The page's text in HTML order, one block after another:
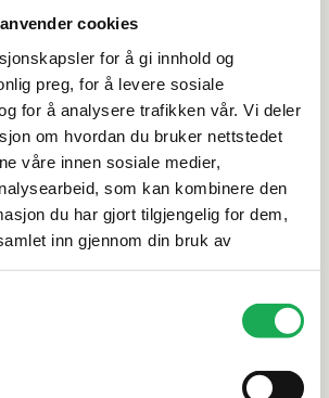
cookies
for å gi innhold og
preg, for å levere sosiale
for å analysere trafikken vår. Vi deler
om hvordan du bruker nettstedet
våre innen sosiale medier,
som kan kombinere den
du har gjort tilgjengelig for dem,
inn gjennom din bruk av